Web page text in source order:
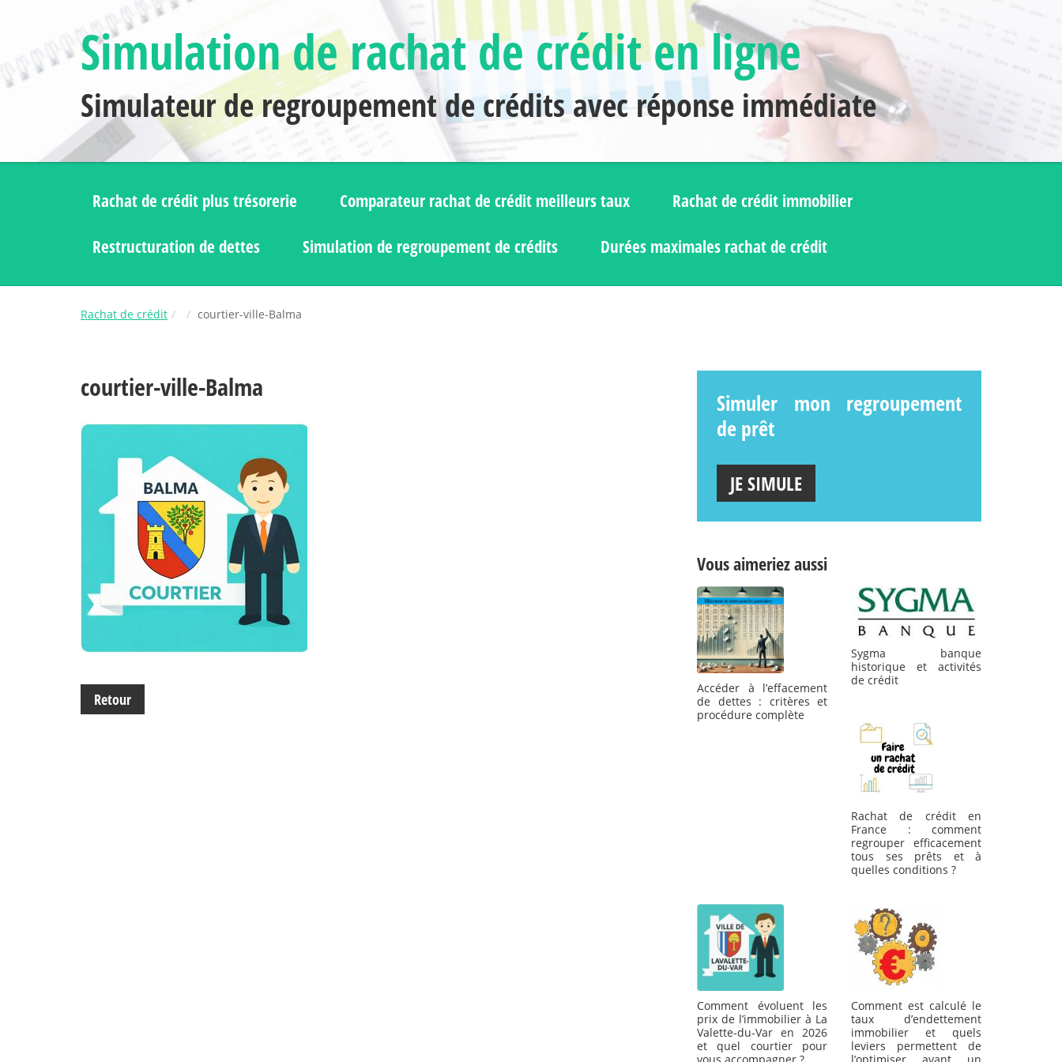
Simulation de rachat de crédit en ligne
Simulateur de regroupement de crédits avec réponse immédiate
Rachat de crédit plus trésorerie Comparateur rachat de crédit meilleurs taux Rachat de crédit immobilier
Restructuration de dettes Simulation de regroupement de crédits Durées maximales rachat de crédit
Rachat de crédit courtier-ville-Balma
courtier-ville-Balma
Retour
Simuler mon regroupement
de prêt
JE SIMULE
Vous aimeriez aussi
Accéder à l’effacement
de dettes : critères et
procédure complète
Sygma banque
historique et activités
de crédit
Rachat de crédit en
France : comment
regrouper efficacement
tous ses prêts et à
quelles conditions ?
Comment évoluent les
prix de l’immobilier à La
Valette-du-Var en 2026
et quel courtier pour
Comment est calculé le
taux d’endettement
immobilier et quels
leviers permettent de